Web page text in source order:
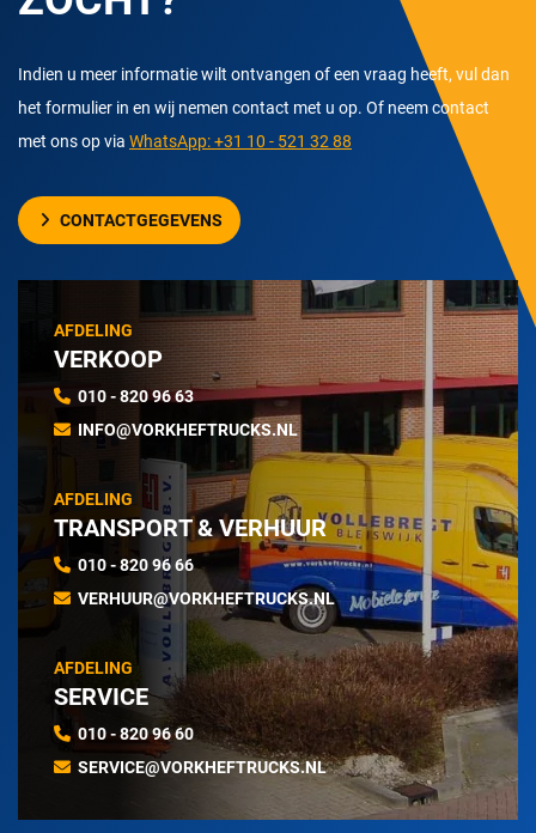
Indien u meer informatie wilt ontvangen of een vraag heeft, vul dan
het formulier in en wij nemen contact met u op. Of neem contact
met ons op via WhatsApp: +31 10 - 521 32 88
CONTACTGEGEVENS
AFDELING
VERKOOP
010 - 820 96 63
INFO@VORKHEFTRUCKS.NL
AFDELING
TRANSPORT & VERHUUR
010 - 820 96 66
VERHUUR@VORKHEFTRUCKS.NL
AFDELING
SERVICE
010 - 820 96 60
SERVICE@VORKHEFTRUCKS.NL